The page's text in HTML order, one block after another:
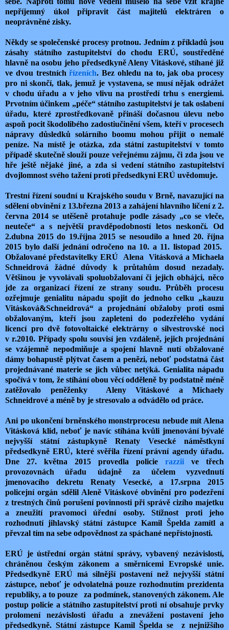
nepříjemný úkol připravit část majitelů elektráren o
neoprávněné zisky.
Někdy se společenské procesy protnou. Jedním z příkladů jsou
zásahy státního zastupitelství do chodu ERÚ, soustředěné
hlavně na osobu jeho předsedkyně Aleny Vitáskové, stíhané již
ve dvou trestníchřízeních. Bez ohledu na to, jak oba procesy
pro ni skončí, tlak, jemuž je vystavena, se musí nějak odrážet
v chodu úřadu a v jeho vlivu na prostředí trhu s energiemi.
Prvotním účinkem „péče“ státního zastupitelství je tak oslabení
úřadu, které zprostředkovaně přináší dočasnou úlevu nebo
aspoň pocit škodolibého zadostiučinění všem, kteří v procesech
nápravy důsledků solárního boomu mohou přijít o nemalé
peníze. Na místě je otázka, zda státní zastupitelství v tomto
případě skutečně slouží pouze veřejnému zájmu, či zda jsou ve
hře ještě nějaké jiné, a zda si vedení státního zastupitelství
dvojlomnost svého tažení proti předsedkyni ERÚ uvědomuje.
Trestní řízení soudní u Krajského soudu v Brně, navazující na
sdělení obvinění z 13.března 2013 a zahájení hlavního líčení z 2.
června 2014 se utěšeně protahuje podle zásady „co se vleče,
neuteče“ a s největší pravděpodobností letos neskončí. Od
2.dubna 2015 do 19.října 2015 se nesoudilo a hned 20. října
2015 bylo další jednání odročeno na 10. a 11. listopad 2015.
Obžalované představitelky ERÚ Alena Vitásková a Michaela
Schneidrová žádné důvody k průtahům dosud nezadaly.
Většinou je vyvolávali spoluobžalovaní či jejich obhájci, něco
jde za organizací řízení ze strany soudu. Průběh procesu
ozřejmuje genialitu nápadu spojit do jednoho celku „kauzu
Vitásková&Schneidrová“ a projednání obžaloby proti osmi
obžalovaným, kteří jsou zapleteni do podezřelého vydání
licencí pro dvě fotovoltaické elektrárny o silvestrovské noci
v r.2010. Případy spolu souvisí jen vzdáleně, jejich projednání
se vzájemně nepodmiňuje a spojení hlavně nutí obžalované
dámy bohapustě plýtvat časem a penězi, neboť podstatná část
projednávané materie se jich vůbec netýká. Genialita nápadu
spočívá v tom, že stíhání obou věcí odděleně by podstatně méně
zatěžovalo peněženky Aleny Vitáskové a Michaely
Schneidrové a méně by je stresovalo a odvádělo od práce.
Ani po ukončení brněnského monstrprocesu nebude mít Alena
Vitásková klid, neboť je navíc stíhána kvůli jmenování bývalé
nejvyšší státní zástupkyně Renaty Vesecké náměstkyní
předsedkyně ERÚ, které svěřila řízení právní agendy úřadu.
Dne 27. května 2015 provedla policie razzii ve třech
provozovnách úřadu údajně za účelem vyzvednutí
jmenovacího dekretu Renaty Vesecké, a 17.srpna 2015
policejní orgán sdělil Aleně Vitáskové obvinění pro podezření
z trestných činů porušení povinnosti při správě cizího majetku
a zneužití pravomoci úřední osoby. Stížnost proti jeho
rozhodnutí jihlavský státní zástupce Kamil Špelda zamítl a
převzal tím na sebe odpovědnost za spáchané nepřístojnosti.
ERÚ je ústřední orgán státní správy, vybavený nezávislostí,
chráněnou českým zákonem a směrnicemi Evropské unie.
Předsedkyně ERÚ má silnější postavení než nejvyšší státní
zástupce, neboť je odvolatelná pouze rozhodnutím prezidenta
republiky, a to pouze za podmínek, stanovených zákonem. Ale
postup policie a státního zastupitelství proti ní obsahuje prvky
prolomení nezávislosti úřadu a znevážení postavení jeho
předsedkyně. Státní zástupce Kamil Špelda se z nejnižšího